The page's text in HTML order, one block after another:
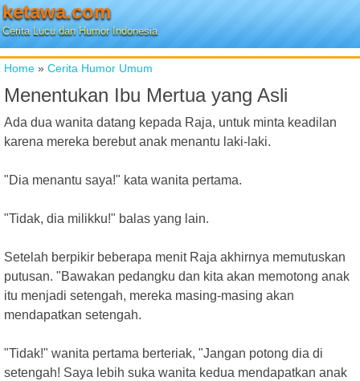
ketawa.com
Cerita Lucu dan Humor Indonesia
Home » Cerita Humor Umum
Menentukan Ibu Mertua yang Asli
Ada dua wanita datang kepada Raja, untuk minta keadilan
karena mereka berebut anak menantu laki-laki.
"Dia menantu saya!" kata wanita pertama.
"Tidak, dia milikku!" balas yang lain.
Setelah berpikir beberapa menit Raja akhirnya memutuskan
putusan. "Bawakan pedangku dan kita akan memotong anak
itu menjadi setengah, mereka masing-masing akan
mendapatkan setengah.
"Tidak!" wanita pertama berteriak, "Jangan potong dia di
setengah! Saya lebih suka wanita kedua mendapatkan anak